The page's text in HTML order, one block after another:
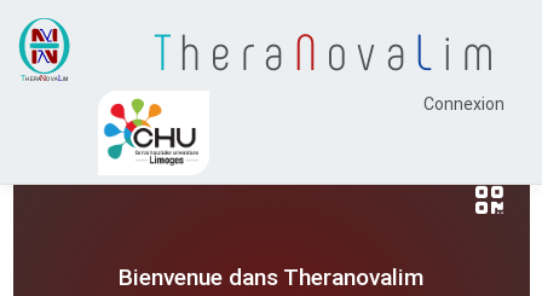
Thera N ova L im
Connexion
Bienvenue dans Theranovalim